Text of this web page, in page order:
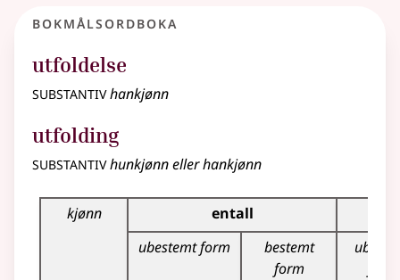
Bokmålsordboka
utfoldelse
substantivhankjønn
utfolding
substantivhunkjønn eller hankjønn
Bøyingstabell for dette substantivet
kjønn
entall
ubestemt form
bestemt
form